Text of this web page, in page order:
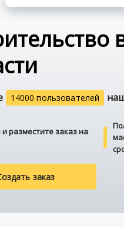
14000 пользователей
разместите заказ на
заказ